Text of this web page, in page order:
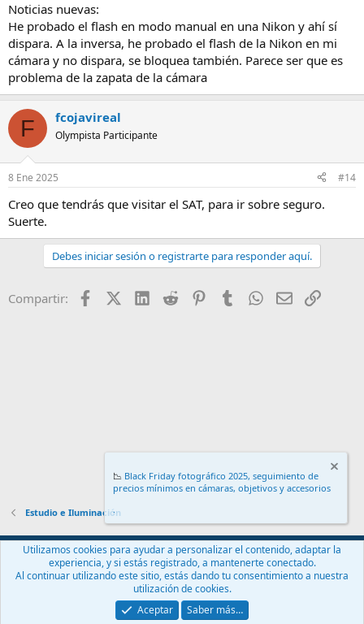
Noticias nuevas:
He probado el flash en modo manual en una Nikon y ahí sí
dispara. A la inversa, he probado el flash de la Nikon en mi
cámara y no dispara, se bloquea también. Parece ser que es
problema de la zapata de la cámara
F fcojavireal
Olympista Participante
8 Ene 2025 #14
Creo que tendrás que visitar el SAT, para ir sobre seguro.
Suerte.
Debes iniciar sesión o registrarte para responder aquí.
Compartir: FacebookX (Twitter)
LinkedIn
Reddit PinterestTumblr WhatsApp
EmailEnlace
Estudio e Iluminación
Español (ES)
Contáctanos
Términos y reglas Política de privacidad
Ayuda
Community platform by XenForo® © 2010-2024 XenForo Ltd.
📉 Black Friday fotográfico 2025, seguimiento de
precios mínimos en cámaras, objetivos y accesorios
.
Utilizamos cookies para ayudar a personalizar el contenido, adaptar la
experiencia, y si estás registrado, a mantenerte conectado.
Al continuar utilizando este sitio, estás dando tu consentimiento a nuestra
utilización de cookies.
Aceptar
Saber más…